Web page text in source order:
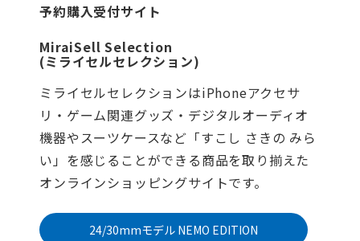
予約購入受付サイト
MiraiSell Selection
(ミライセルセレクション)
ミライセルセレクションはiPhoneアクセサ
リ・ゲーム関連グッズ・デジタルオーディオ
機器やスーツケースなど「すこし さきの みら
い」を感じることができる商品を取り揃えた
オンラインショッピングサイトです。
24/30mmモデル NEMO EDITION